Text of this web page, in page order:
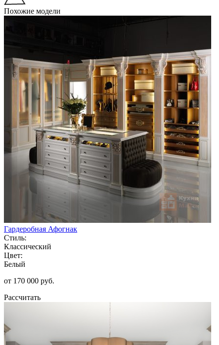
Похожие модели
Гардеробная Афогнак
Стиль:
Классический
Цвет:
Белый
от 170 000 руб.
Рассчитать